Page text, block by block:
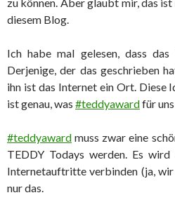
diesem Blog.
Ich habe mal gelesen, dass
Derjenige, der das geschrieben
ihn ist das Internet ein Ort. Diese
ist genau, was #teddyawardfür
#teddyaward muss zwar eine
TEDDY Todays werden. Es wird
Internetauftritte verbinden (ja, wir
nur das.